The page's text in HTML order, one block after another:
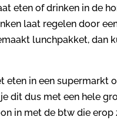
eten of drinken in de
laat regelen door
lunchpakket, dan
eten in een supermarkt
dit dus met een hele
in met de btw die